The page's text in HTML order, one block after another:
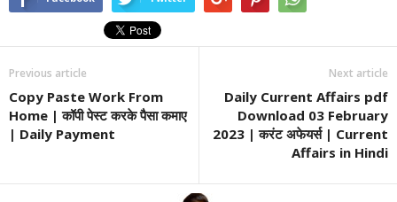
Previous article
Copy Paste Work From
Home | कॉपी पेस्ट करके पैसा कमाए
| Daily Payment
Next article
Daily Current Affairs pdf
Download 03 February
2023 | करंट अफेयर्स | Current
Affairs in Hindi